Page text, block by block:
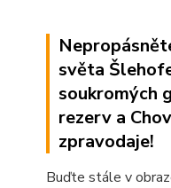
světa
soukromých
rezerv a
zpravodaje!
Buďte stále v